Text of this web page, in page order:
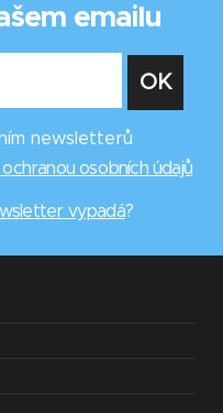
emailu
newsletterů
osobních údajů
vypadá?